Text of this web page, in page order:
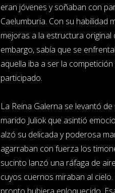
eran jóvenes y soñaban con
Caelumburia. Con su habilidad
mejoras a la estructura original
embargo, sabía que se
aquella iba a ser la
participado.
La Reina Galerna se levantó
marido Juliok que asintió
alzó su delicada y poderosa
agarraban con fuerza los
sucinto lanzó una ráfaga de
cuyos cuernos miraban al
pronto hubiera enloquecido.